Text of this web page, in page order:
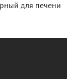
для печени